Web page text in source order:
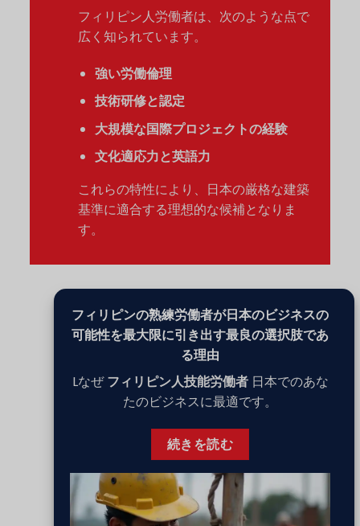
フィリピン人労働者は、次のような点で
広く知られています。
強い労働倫理
技術研修と認定
大規模な国際プロジェクトの経験
文化適応力と英語力
これらの特性により、日本の厳格な建築
基準に適合する理想的な候補となりま
す。
フィリピンの熟練労働者が日本のビジネスの
可能性を最大限に引き出す最良の選択肢であ
る理由
Lなぜフィリピン人技能労働者日本でのあな
たのビジネスに最適です。
続きを読む